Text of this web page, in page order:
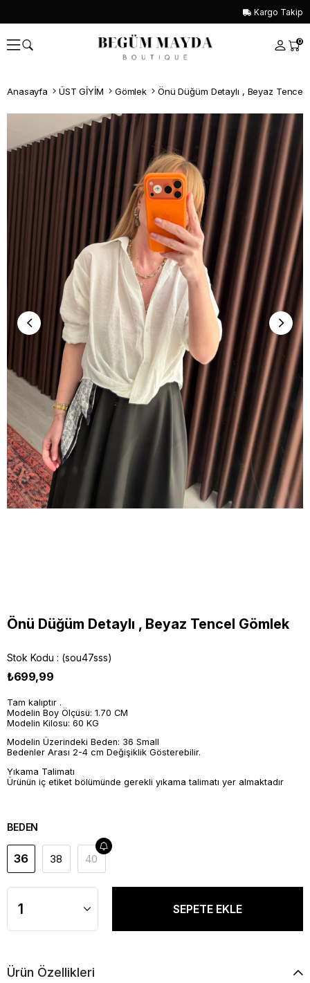
Kargo Takip
0
Anasayfa ÜST GİYİM Gömlek Önü Düğüm Detaylı , Beyaz Tencel
Whatsapp İle Sipariş ver
Önü Düğüm Detaylı , Beyaz Tencel Gömlek
Stok Kodu (sou47sss)
₺699,99
Tam kalıptır .
Modelin Boy Ölçüsü: 1.70 CM
Modelin Kilosu: 60 KG
Modelin Üzerindeki Beden: 36 Small
Bedenler Arası 2-4 cm Değişiklik Gösterebilir.
Yıkama Talimatı
Ürünün iç etiket bölümünde gerekli yıkama talimatı yer almaktadır
BEDEN
36 38 40
Ürün Özellikleri